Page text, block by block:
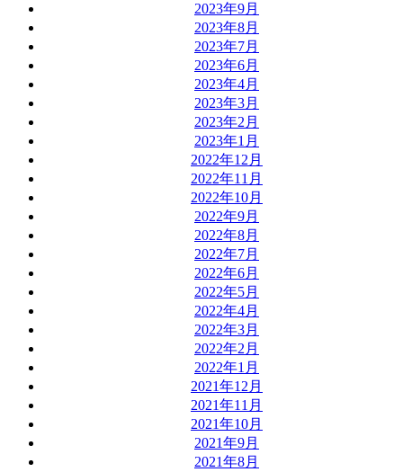
2023年9月
2023年8月
2023年7月
2023年6月
2023年4月
2023年3月
2023年2月
2023年1月
2022年12月
2022年11月
2022年10月
2022年9月
2022年8月
2022年7月
2022年6月
2022年5月
2022年4月
2022年3月
2022年2月
2022年1月
2021年12月
2021年11月
2021年10月
2021年9月
2021年8月